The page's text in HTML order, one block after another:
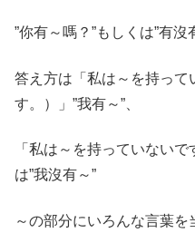
”你有～嗎？”もしくは”有沒
答え方は「私は～を持って
す。）」”我有～”、
「私は～を持っていないで
は”我沒有～”
～の部分にいろんな言葉